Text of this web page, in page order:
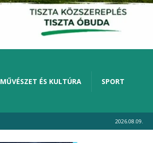
MŰVÉSZET ÉS KULTÚRA SPORT
2026.08.09.